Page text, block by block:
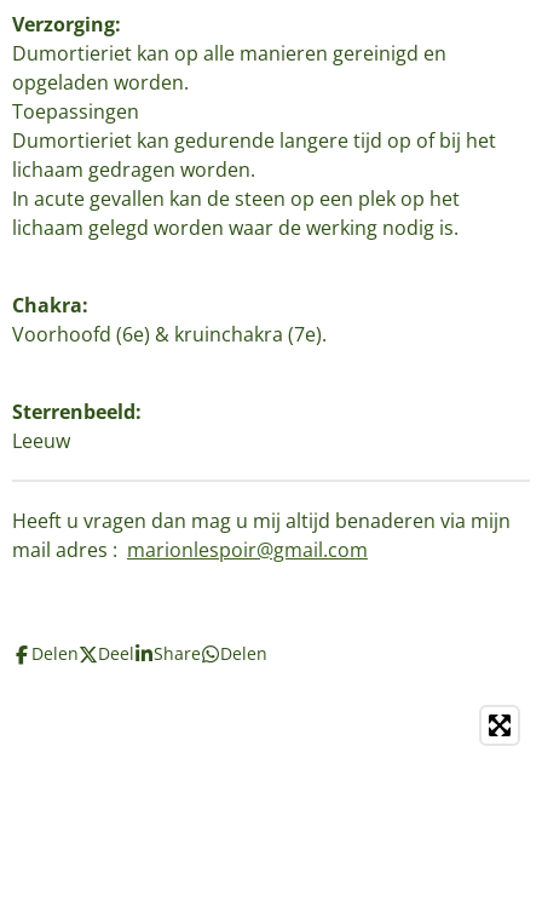
Verzorging:
Dumortieriet kan op alle manieren gereinigd en
opgeladen worden.
Toepassingen
Dumortieriet kan gedurende langere tijd op of bij het
lichaam gedragen worden.
In acute gevallen kan de steen op een plek op het
lichaam gelegd worden waar de werking nodig is.
Chakra:
Voorhoofd (6e) & kruinchakra (7e).
Sterrenbeeld:
Leeuw
Heeft u vragen dan mag u mij altijd benaderen via mijn
mail adres : marionlespoir@gmail.com
Delen Deel Share Delen